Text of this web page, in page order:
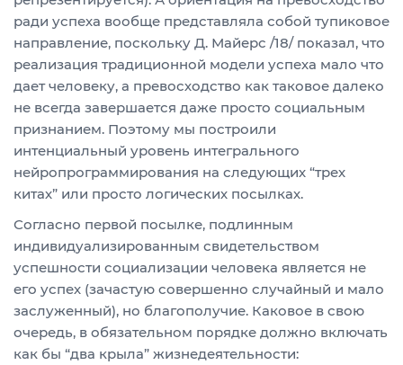
ради успеха вообще представляла собой тупиковое
направление, поскольку Д. Майерс /18/ показал, что
реализация традиционной модели успеха мало что
дает человеку, а превосходство как таковое далеко
не всегда завершается даже просто социальным
признанием. Поэтому мы построили
интенциальный уровень интегрального
нейропрограммирования на следующих “трех
китах” или просто логических посылках.
Согласно первой посылке, подлинным
индивидуализированным свидетельством
успешности социализации человека является не
его успех (зачастую совершенно случайный и мало
заслуженный), но благополучие. Каковое в свою
очередь, в обязательном порядке должно включать
как бы “два крыла” жизнедеятельности: